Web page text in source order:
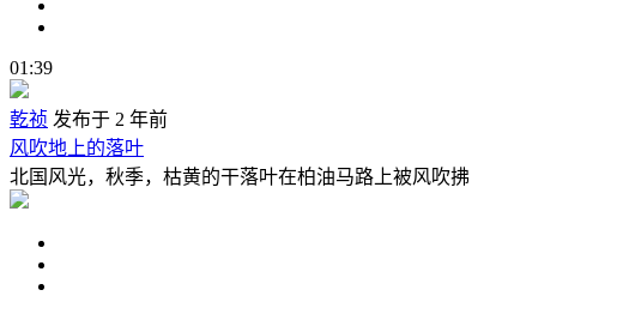
01:39
乾祯 发布于 2 年前
风吹地上的落叶
北国风光，秋季，枯黄的干落叶在柏油马路上被风吹拂